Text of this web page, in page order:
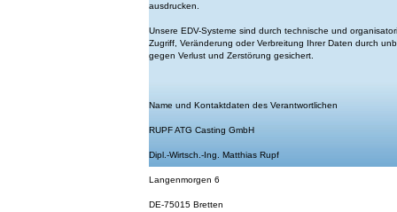
ausdrucken.
Unsere EDV-Systeme sind durch technische und
Zugriff, Veränderung oder Verbreitung Ihrer Daten durch
gegen Verlust und Zerstörung gesichert.
Name und Kontaktdaten des Verantwortlichen
RUPF ATG Casting GmbH
Dipl.-Wirtsch.-Ing. Matthias Rupf
Langenmorgen 6
DE-75015 Bretten